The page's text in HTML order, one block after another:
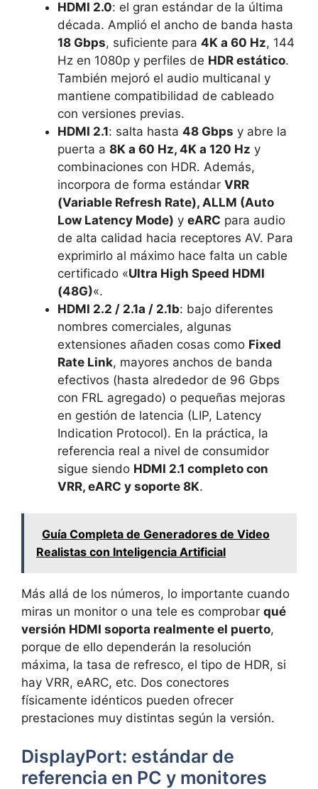
HDMI 2.0: el gran estándar de la última
década. Amplió el ancho de banda hasta
18 Gbps, suficiente para 4K a 60 Hz, 144
Hz en 1080p y perfiles de HDR estático.
También mejoró el audio multicanal y
mantiene compatibilidad de cableado
con versiones previas.
HDMI 2.1: salta hasta 48 Gbps y abre la
puerta a 8K a 60 Hz, 4K a 120 Hz y
combinaciones con HDR. Además,
incorpora de forma estándar VRR
(Variable Refresh Rate), ALLM (Auto
Low Latency Mode) y eARC para audio
de alta calidad hacia receptores AV. Para
exprimirlo al máximo hace falta un cable
certificado «Ultra High Speed HDMI
(48G)«.
HDMI 2.2 / 2.1a / 2.1b: bajo diferentes
nombres comerciales, algunas
extensiones añaden cosas como Fixed
Rate Link, mayores anchos de banda
efectivos (hasta alrededor de 96 Gbps
con FRL agregado) o pequeñas mejoras
en gestión de latencia (LIP, Latency
Indication Protocol). En la práctica, la
referencia real a nivel de consumidor
sigue siendo HDMI 2.1 completo con
VRR, eARC y soporte 8K.
Guía Completa de Generadores de Video
Realistas con Inteligencia Artificial
Más allá de los números, lo importante cuando
miras un monitor o una tele es comprobar qué
versión HDMI soporta realmente el puerto,
porque de ello dependerán la resolución
máxima, la tasa de refresco, el tipo de HDR, si
hay VRR, eARC, etc. Dos conectores
físicamente idénticos pueden ofrecer
prestaciones muy distintas según la versión.
DisplayPort: estándar de
referencia en PC y monitores